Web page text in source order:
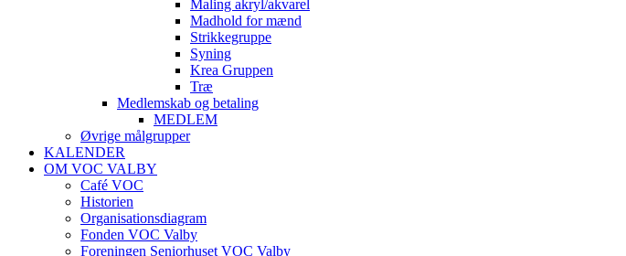
Maling akryl/akvarel
Madhold for mænd
Strikkegruppe
Syning
Krea Gruppen
Træ
Medlemskab og betaling
MEDLEM
Øvrige målgrupper
KALENDER
OM VOC VALBY
Café VOC
Historien
Organisationsdiagram
Fonden VOC Valby
Foreningen Seniorhuset VOC Valby